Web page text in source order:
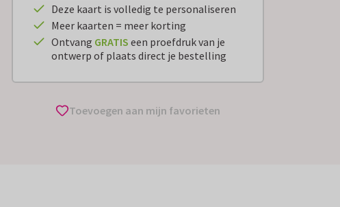
Deze kaart is volledig te personaliseren
Meer kaarten = meer korting
Ontvang GRATIS een proefdruk van je
ontwerp of plaats direct je bestelling
Toevoegen aan mijn favorieten